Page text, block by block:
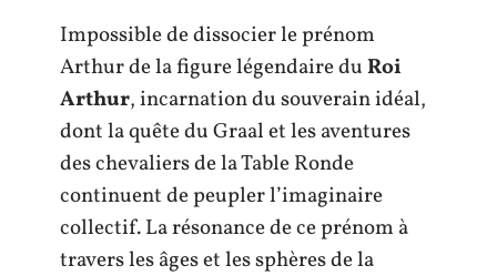
Impossible de dissocier le prénom
Arthur de la figure légendaire duRoi
Arthur, incarnation du souverain idéal,
dont la quête du Graal et les aventures
des chevaliers de la Table Ronde
continuent de peupler l’imaginaire
collectif. La résonance de ce prénom à
travers les âges et les sphères de la